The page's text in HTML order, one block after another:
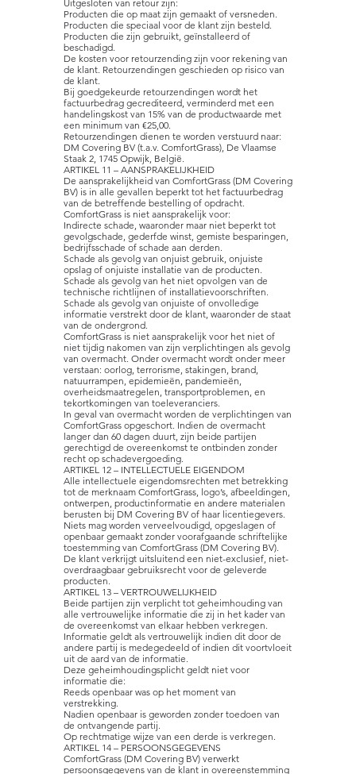
Uitgesloten van retour zijn:
Producten die op maat zijn gemaakt of versneden.
Producten die speciaal voor de klant zijn besteld.
Producten die zijn gebruikt, geïnstalleerd of
beschadigd.
De kosten voor retourzending zijn voor rekening van
de klant. Retourzendingen geschieden op risico van
de klant.
Bij goedgekeurde retourzendingen wordt het
factuurbedrag gecrediteerd, verminderd met een
handelingskost van 15% van de productwaarde met
een minimum van €25,00.
Retourzendingen dienen te worden verstuurd naar:
DM Covering BV (t.a.v. ComfortGrass), De Vlaamse
Staak 2, 1745 Opwijk, België.
ARTIKEL 11 – AANSPRAKELIJKHEID
De aansprakelijkheid van ComfortGrass (DM Covering
BV) is in alle gevallen beperkt tot het factuurbedrag
van de betreffende bestelling of opdracht.
ComfortGrass is niet aansprakelijk voor:
Indirecte schade, waaronder maar niet beperkt tot
gevolgschade, gederfde winst, gemiste besparingen,
bedrijfsschade of schade aan derden.
Schade als gevolg van onjuist gebruik, onjuiste
opslag of onjuiste installatie van de producten.
Schade als gevolg van het niet opvolgen van de
technische richtlijnen of installatievoorschriften.
Schade als gevolg van onjuiste of onvolledige
informatie verstrekt door de klant, waaronder de staat
van de ondergrond.
ComfortGrass is niet aansprakelijk voor het niet of
niet tijdig nakomen van zijn verplichtingen als gevolg
van overmacht. Onder overmacht wordt onder meer
verstaan: oorlog, terrorisme, stakingen, brand,
natuurrampen, epidemieën, pandemieën,
overheidsmaatregelen, transportproblemen, en
tekortkomingen van toeleveranciers.
In geval van overmacht worden de verplichtingen van
ComfortGrass opgeschort. Indien de overmacht
langer dan 60 dagen duurt, zijn beide partijen
gerechtigd de overeenkomst te ontbinden zonder
recht op schadevergoeding.
ARTIKEL 12 – INTELLECTUELE EIGENDOM
Alle intellectuele eigendomsrechten met betrekking
tot de merknaam ComfortGrass, logo’s, afbeeldingen,
ontwerpen, productinformatie en andere materialen
berusten bij DM Covering BV of haar licentiegevers.
Niets mag worden verveelvoudigd, opgeslagen of
openbaar gemaakt zonder voorafgaande schriftelijke
toestemming van ComfortGrass (DM Covering BV).
De klant verkrijgt uitsluitend een niet-exclusief, niet-
overdraagbaar gebruiksrecht voor de geleverde
producten.
ARTIKEL 13 – VERTROUWELIJKHEID
Beide partijen zijn verplicht tot geheimhouding van
alle vertrouwelijke informatie die zij in het kader van
de overeenkomst van elkaar hebben verkregen.
Informatie geldt als vertrouwelijk indien dit door de
andere partij is medegedeeld of indien dit voortvloeit
uit de aard van de informatie.
Deze geheimhoudingsplicht geldt niet voor
informatie die:
Reeds openbaar was op het moment van
verstrekking.
Nadien openbaar is geworden zonder toedoen van
de ontvangende partij.
Op rechtmatige wijze van een derde is verkregen.
ARTIKEL 14 – PERSOONSGEGEVENS
ComfortGrass (DM Covering BV) verwerkt
persoonsgegevens van de klant in overeenstemming